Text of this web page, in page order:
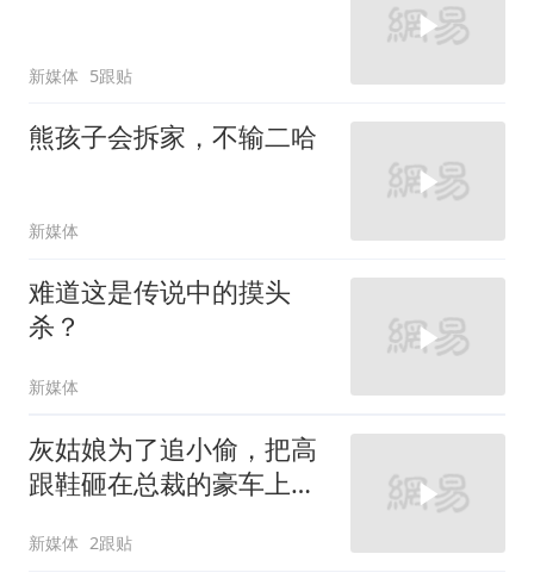
新媒体 5跟贴
熊孩子会拆家，不输二哈
新媒体
难道这是传说中的摸头
杀？
新媒体
灰姑娘为了追小偷，把高
跟鞋砸在总裁的豪车上，
新媒体 2跟贴